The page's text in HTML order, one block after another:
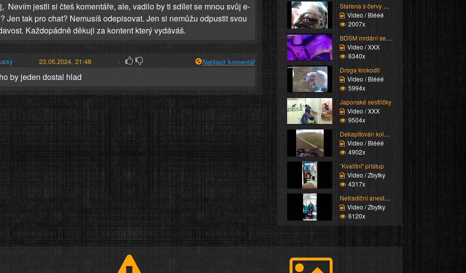
Nevím jestli si čteš komentáře, ale, vadilo by ti sdílet se mnou svůj e-
Jen tak pro chat? Nemusíš odepisovat. Jen si nemůžu odpustit svou
Každopádně děkuji za kontent který vydáváš.
23.05.2024, 21:48 1 Nahlásit komentář
by jeden dostal hlad
Stařena s červy v oku
Video / Blééé
2007x
BDSM mrdání se subinko...
Video / XXX
6340x
Droga krokodil
Video / Blééé
5994x
Japonské sestřičky
Video / XXX
9504x
Dekapitován kolem
Video / Blééé
4902x
ˇKvalitní" přístup
Video / Zbytky
4317x
Netradiční anestézie
Video / Zbytky
6120x